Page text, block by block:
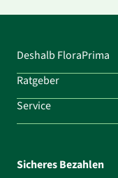
Deshalb FloraPrima
Ratgeber
Service
Sicheres Bezahlen